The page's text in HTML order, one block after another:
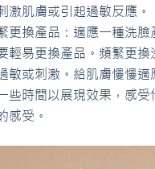
激肌膚或引起過敏反應。
更換產品：適應一種洗臉
輕易更換產品。頻繁更換
敏或刺激。給肌膚慢慢適
些時間以展現效果，感受
感受。